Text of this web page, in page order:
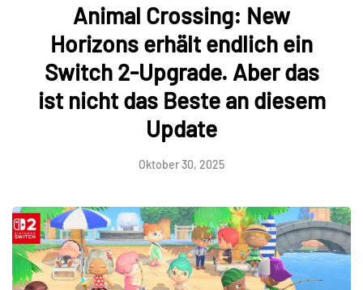
Animal Crossing: New
Horizons erhält endlich ein
Switch 2-Upgrade. Aber das
ist nicht das Beste an diesem
Update
Oktober 30, 2025